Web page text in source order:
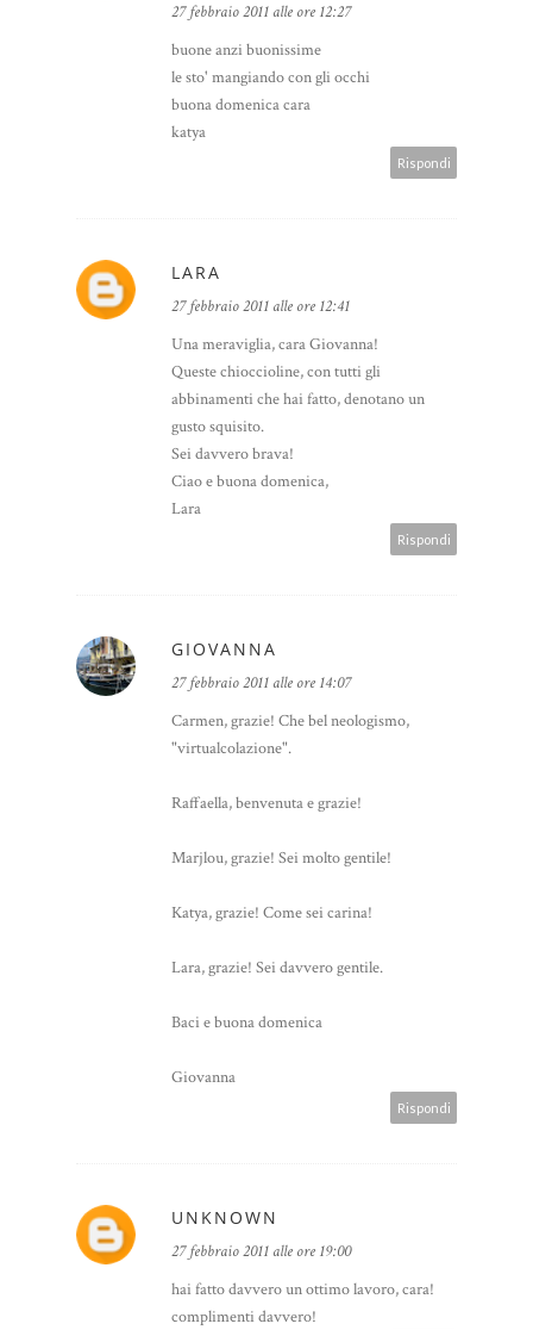
27 febbraio 2011 alle ore 12:27
buone anzi buonissime
le sto' mangiando con gli occhi
buona domenica cara
katya
Rispondi
LARA
27 febbraio 2011 alle ore 12:41
Una meraviglia, cara Giovanna!
Queste chioccioline, con tutti gli
abbinamenti che hai fatto, denotano un
gusto squisito.
Sei davvero brava!
Ciao e buona domenica,
Lara
Rispondi
GIOVANNA
27 febbraio 2011 alle ore 14:07
Carmen, grazie! Che bel neologismo,
"virtualcolazione".
Raffaella, benvenuta e grazie!
Marjlou, grazie! Sei molto gentile!
Katya, grazie! Come sei carina!
Lara, grazie! Sei davvero gentile.
Baci e buona domenica
Giovanna
Rispondi
UNKNOWN
27 febbraio 2011 alle ore 19:00
hai fatto davvero un ottimo lavoro, cara!
complimenti davvero!